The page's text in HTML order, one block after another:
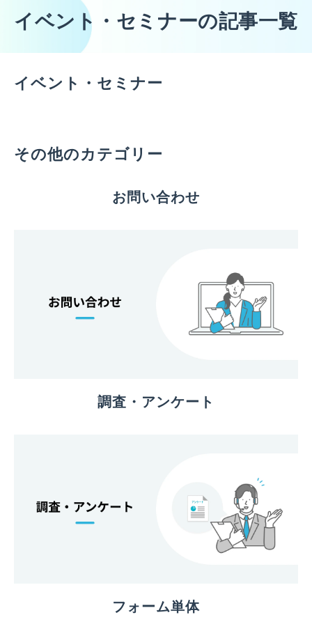
イベント・セミナーの記事一覧
イベント・セミナー
その他のカテゴリー
お問い合わせ
調査・アンケート
フォーム単体